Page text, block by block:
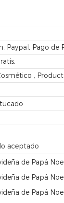
Paypal, Pago de
,
aceptado